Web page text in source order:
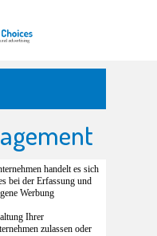
handelt es sich
bei der Erfassung und
Werbung
Ihrer
zulassen oder